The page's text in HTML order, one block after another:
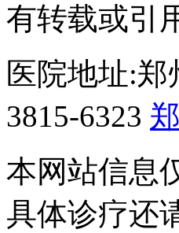
有转载或引
医院地址:郑
3815-6323
本网站信息
具体诊疗还